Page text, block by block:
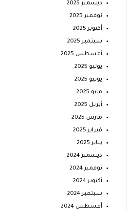
ديسمبر 2025
نوفمبر 2025
أكتوبر 2025
سبتمبر 2025
أغسطس 2025
يوليو 2025
يونيو 2025
مايو 2025
أبريل 2025
مارس 2025
فبراير 2025
يناير 2025
ديسمبر 2024
نوفمبر 2024
أكتوبر 2024
سبتمبر 2024
أغسطس 2024